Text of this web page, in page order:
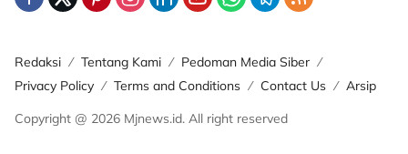
Redaksi Tentang Kami
Pedoman Media Siber
Privacy Policy
Terms and Conditions Contact Us
Arsip
Copyright @ 2026 Mjnews.id. All right reserved